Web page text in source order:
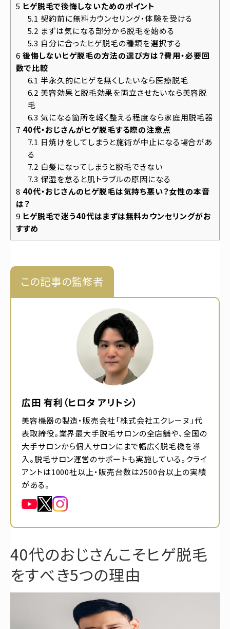
5 ヒゲ脱毛で後悔しないためのポイント
5.1 契約前に無料カウンセリング・体験を受ける
5.2 まずは気になる部分から脱毛を始める
5.3 自分に合ったヒゲ脱毛の種類を選択する
6 後悔しないヒゲ脱毛の方法の選び方は？費用・必要回
数で比較
6.1 半永久的にヒゲを無くしたいなら医療脱毛
6.2 美容効果と脱毛効果を両立させたいなら美容脱
毛
6.3 気になる箇所を軽く整える程度なら家庭用脱毛器
7 40代・おじさんがヒゲ脱毛する際の注意点
7.1 日焼けをしてしまうと施術が中止になる場合があ
る
7.2 白髪になってしまうと脱毛できない
7.3 保湿を怠ると肌トラブルの原因になる
8 40代・おじさんのヒゲ脱毛は気持ち悪い？女性の本音
は？
9 ヒゲ脱毛で迷う40代はまずは無料カウンセリングがお
すすめ
この記事の監修者
広田 有利（ヒロタ アリトシ）
美容機器の製造・販売会社「株式会社エクレーヌ」代
表取締役。業界最大手脱毛サロンの全店舗や、全国の
大手サロンから個人サロンにまで幅広く脱毛機を導
入。脱毛サロン運営のサポートも実施している。クライ
アントは1000社以上・販売台数は2500台以上の実績
がある。
40代のおじさんこそヒゲ脱毛
をすべき5つの理由